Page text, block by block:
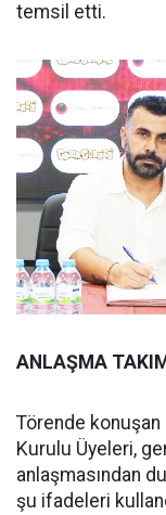
temsil etti.
ANLAŞMA
Törende
Kurulu Üyeleri,
anlaşmasından
şu ifadeleri